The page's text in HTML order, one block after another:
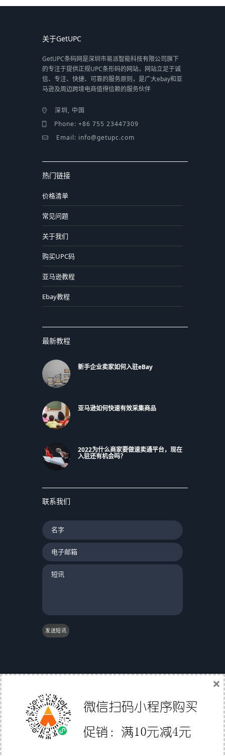
关于GetUPC
GetUPC条码网是深圳市易派智能科技有限公司旗下
的专注于提供正规UPC条形码的网站，网站立足于诚
信、专注、快捷、可靠的服务原则，是广大ebay和亚
马逊及周边跨境电商值得信赖的服务伙伴
深圳, 中国
Phone: +86 755 23447309
Email: info@getupc.com
热门链接
价格清单
常见问题
关于我们
购买UPC码
亚马逊教程
Ebay教程
最新教程
新手企业卖家如何入驻eBay
亚马逊如何快速有效采集商品
2022为什么商家要做速卖通平台，现在
入驻还有机会吗？
联系我们
发送短讯
导航|中国家具网
|
Affiliate Directory|外贸直通职
深圳市易派智能科技有限公司
© 2012-2020 版权所有 备
×